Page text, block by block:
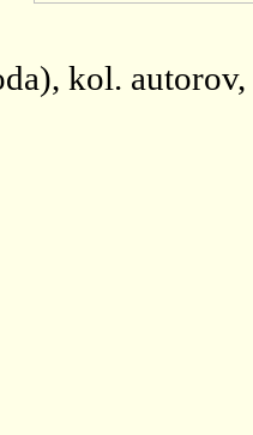
kol.